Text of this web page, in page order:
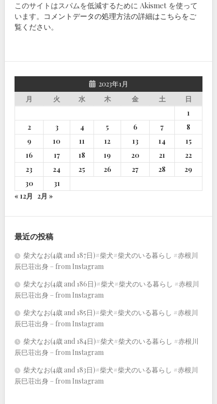
このサイトはスパムを低減するために Akismet を使って
います。 コメントデータの処理方法の詳細はこちらをご
覧ください。
2023年1月
月
火 水 木 金 土
日
1
2
3 4 5 6 7
8
9
10 11 12 13 14
15
16
17 18 19 20 21
22
23
24 25 26 27 28
29
30
31
« 12月 2月 »
最近の投稿
柴犬なお(4歳 and 187日)#柴犬#柴犬のいる暮らし #赤根川
辰巳荘出身 – from Instagram
柴犬なお(4歳 and 186日)#柴犬#柴犬のいる暮らし #赤根川
辰巳荘出身 – from Instagram
柴犬なお(4歳 and 185日)#柴犬#柴犬のいる暮らし #赤根川
辰巳荘出身 – from Instagram
柴犬なお(4歳 and 184日)#柴犬#柴犬のいる暮らし #赤根川
辰巳荘出身 – from Instagram
柴犬なお(4歳 and 183日)#柴犬#柴犬のいる暮らし #赤根川
辰巳荘出身 – from Instagram